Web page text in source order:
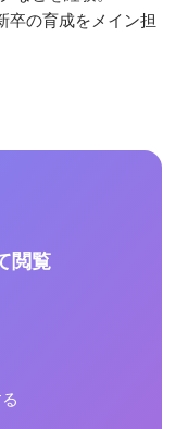
卒の育成をメイン担
閲覧